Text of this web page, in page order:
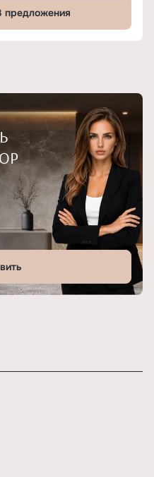
предложения